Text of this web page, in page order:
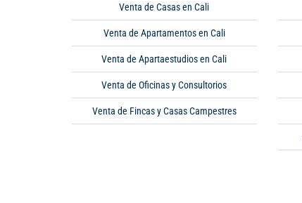
Venta de Casas en Cali
Venta de Apartamentos en Cali
Venta de Apartaestudios en Cali
Venta de Oficinas y Consultorios
Venta de Fincas y Casas Campestres